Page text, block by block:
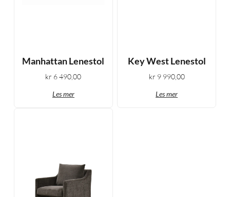
Manhattan Lenestol
kr 6 490,00
Les mer
Key West Lenestol
kr 9 990,00
Les mer